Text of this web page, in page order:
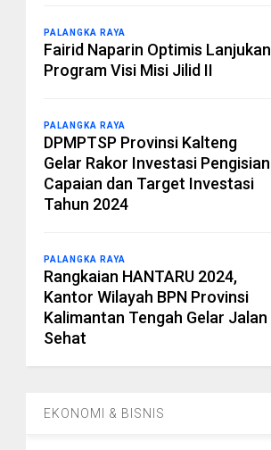
PALANGKA RAYA
Fairid Naparin Optimis Lanjukan
Program Visi Misi Jilid II
PALANGKA RAYA
DPMPTSP Provinsi Kalteng
Gelar Rakor Investasi Pengisian
Capaian dan Target Investasi
Tahun 2024
PALANGKA RAYA
Rangkaian HANTARU 2024,
Kantor Wilayah BPN Provinsi
Kalimantan Tengah Gelar Jalan
Sehat
EKONOMI & BISNIS